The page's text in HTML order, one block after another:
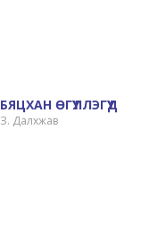
БЯЦХАН ӨГҮҮЛЛЭГҮҮД
З. Далхжав